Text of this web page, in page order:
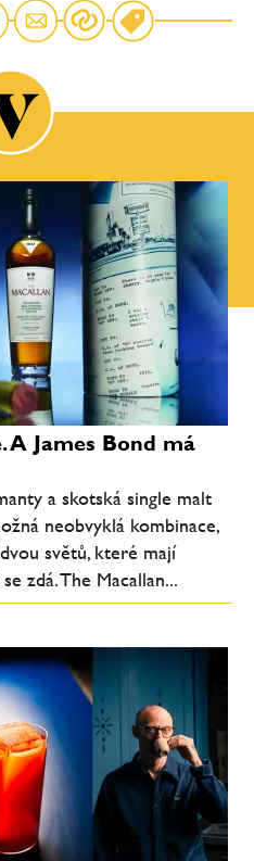
A James Bond má
a skotská single malt
neobvyklá kombinace,
světů, které mají
zdá. The Macallan...